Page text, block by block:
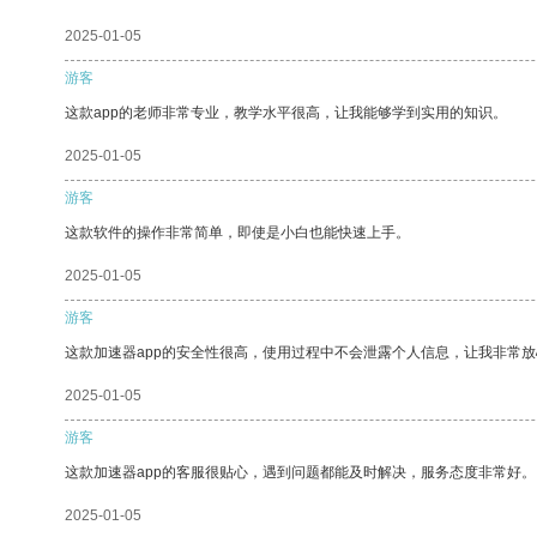
2025-01-05
游客
这款app的老师非常专业，教学水平很高，让我能够学到实用的知识。
2025-01-05
游客
这款软件的操作非常简单，即使是小白也能快速上手。
2025-01-05
游客
这款加速器app的安全性很高，使用过程中不会泄露个人信息，让我非常
2025-01-05
游客
这款加速器app的客服很贴心，遇到问题都能及时解决，服务态度非常好。
2025-01-05